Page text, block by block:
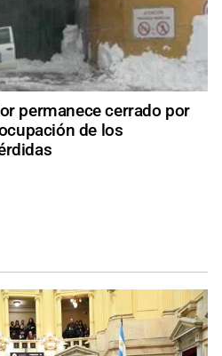
permanece cerrado por
de los